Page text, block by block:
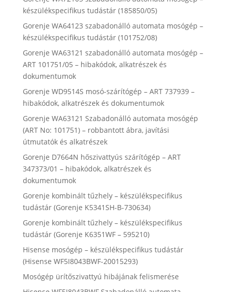
készülékspecifikus tudástár (185850/05)
Gorenje WA64123 szabadonálló automata mosógép –
készülékspecifikus tudástár (101752/08)
Gorenje WA63121 szabadonálló automata mosógép –
ART 101751/05 – hibakódok, alkatrészek és
dokumentumok
Gorenje WD9514S mosó-szárítógép – ART 737939 –
hibakódok, alkatrészek és dokumentumok
Gorenje WA63121 Szabadonálló automata mosógép
(ART No: 101751) – robbantott ábra, javítási
útmutatók és alkatrészek
Gorenje D7664N hőszivattyús szárítógép – ART
347373/01 – hibakódok, alkatrészek és
dokumentumok
Gorenje kombinált tűzhely – készülékspecifikus
tudástár (Gorenje K5341SH-B-730634)
Gorenje kombinált tűzhely – készülékspecifikus
tudástár (Gorenje K6351WF – 595210)
Hisense mosógép – készülékspecifikus tudástár
(Hisense WF5I8043BWF-20015293)
Mosógép ürítőszivattyú hibájának felismerése